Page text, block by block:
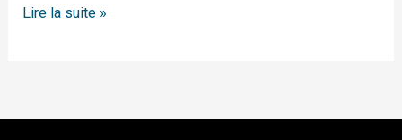
Lire la suite »